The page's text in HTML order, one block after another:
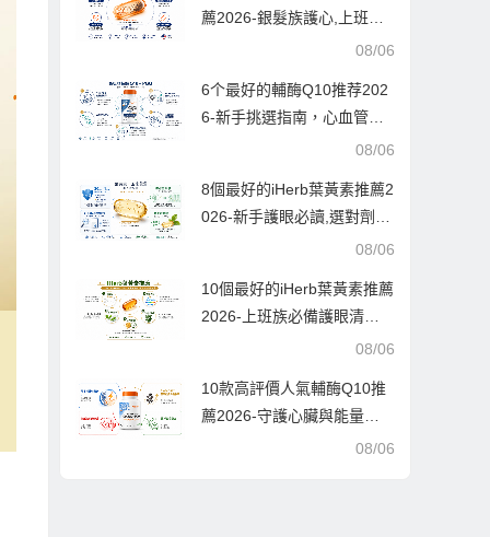
薦2026-銀髮族護心,上班族
提神,愛美人士抗老的終極指
08/06
6个最好的輔酶Q10推荐202
6-新手挑選指南，心血管保
健與抗老必備，每款都經過
08/06
8個最好的iHerb葉黃素推薦2
026-新手護眼必讀,選對劑型
08/06
10個最好的iHerb葉黃素推薦
2026-上班族必備護眼清
單，告別酸澀疲勞的實測指
08/06
10款高評價人氣輔酶Q10推
薦2026-守護心臟與能量的
最佳拍檔，每款都經過千人
08/06